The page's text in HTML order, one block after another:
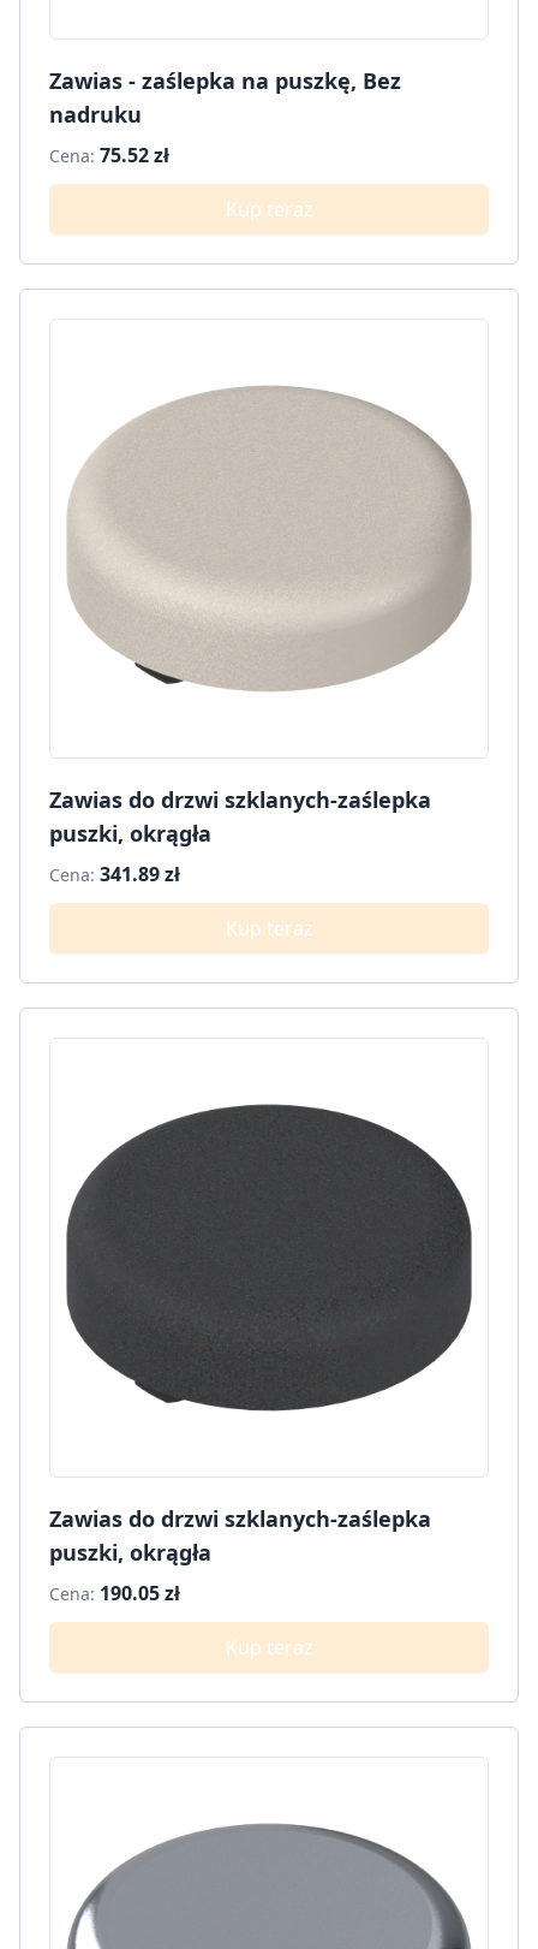
Zawias - zaślepka na puszkę, Bez
nadruku
Cena: 75.52 zł
Kup teraz
Zawias do drzwi szklanych-zaślepka
puszki, okrągła
Cena: 341.89 zł
Kup teraz
Zawias do drzwi szklanych-zaślepka
puszki, okrągła
Cena: 190.05 zł
Kup teraz